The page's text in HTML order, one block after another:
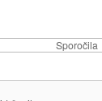
Sporočila